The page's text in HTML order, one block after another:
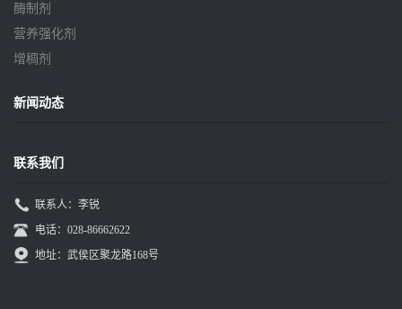
酶制剂
营养强化剂
增稠剂
新闻动态
联系我们
联系人：李锐
电话：028-86662622
地址：武侯区聚龙路168号